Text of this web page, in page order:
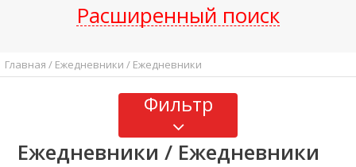
Расширенный поиск
Главная / Ежедневники / Ежедневники
Фильтр
Ежедневники / Ежедневники